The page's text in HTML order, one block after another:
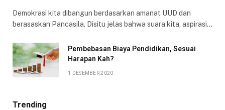
Demokrasi kita dibangun berdasarkan amanat UUD dan
berasaskan Pancasila. Disitu jelas bahwa suara kita, aspirasi…
Pembebasan Biaya Pendidikan, Sesuai
Harapan Kah?
1 DESEMBER 2020
Trending